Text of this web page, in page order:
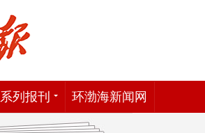
系列报刊 环渤海新闻网